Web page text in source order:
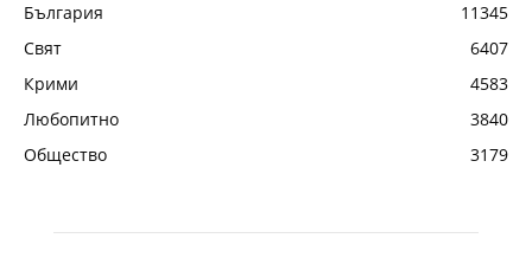
България
11345
Свят
6407
Крими
4583
Любопитно
3840
Общество
3179